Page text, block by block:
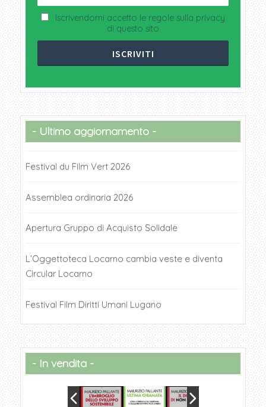
Iscrivendomi accetto le regole sulla privacy
di questo sito
Ultimo aggiornamento
Festival du Film Vert 2026
Assemblea ordinaria 2026
Apertura Gruppo di Acquisto Solidale
L’Oggettoteca Locarno cambia veste e diventa
Circular Locarno
Festival Film Diritti Umani Lugano
In vendita